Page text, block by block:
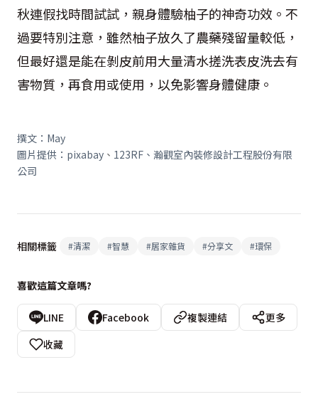
秋連假找時間試試，親身體驗柚子的神奇功效。不
過要特別注意，雖然柚子放久了農藥殘留量較低，
但最好還是能在剝皮前用大量清水搓洗表皮洗去有
害物質，再食用或使用，以免影響身體健康。
撰文：May
圖片提供：pixabay 、 123RF、瀚觀室內裝修設計工程股份有限
公司
相關標籤 #清潔 #智慧 #居家雜貨 #分享文 #環保
喜歡這篇文章嗎?
LINE Facebook 複製連結
更多
收藏